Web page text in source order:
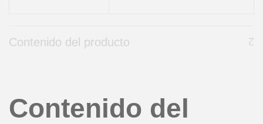
Contenido del producto
Contenido del